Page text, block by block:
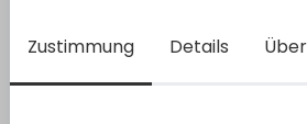
Zustimmung Details